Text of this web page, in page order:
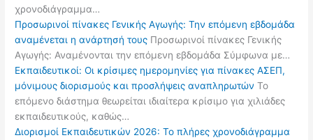
χρονοδιάγραμμα…
Προσωρινοί πίνακες Γενικής Αγωγής: Την επόμενη εβδομάδα
αναμένεται η ανάρτησή τους Προσωρινοί πίνακες Γενικής
Αγωγής: Αναμένονται την επόμενη εβδομάδα Σύμφωνα με…
Εκπαιδευτικοί: Οι κρίσιμες ημερομηνίες για πίνακες ΑΣΕΠ,
μόνιμους διορισμούς και προσλήψεις αναπληρωτών Το
επόμενο διάστημα θεωρείται ιδιαίτερα κρίσιμο για χιλιάδες
εκπαιδευτικούς, καθώς…
Διορισμοί Εκπαιδευτικών 2026: Το πλήρες χρονοδιάγραμμα